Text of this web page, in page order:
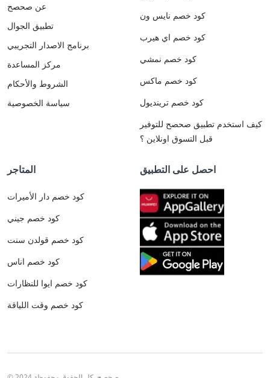
عن صحصح
تطبيق الجوال
برنامج الاصدار التجريبي
مركز المساعدة
الشروط والأحكام
سياسة الخصوصية
كود خصم نايس ون
كود خصم اي هيرب
كود خصم نمشي
كود خصم ماكس
كود خصم ترينديول
كيف استخدم تطبيق صحصح للتوفير
قبل التسوق اونلاين ؟
المتاجر
كود خصم دار الأميرات
كود خصم جيني
كود خصم قولدن سنت
كود خصم اناس
كود خصم ايوا للنظارات
كود خصم وقت اللياقة
احصل على التطبيق